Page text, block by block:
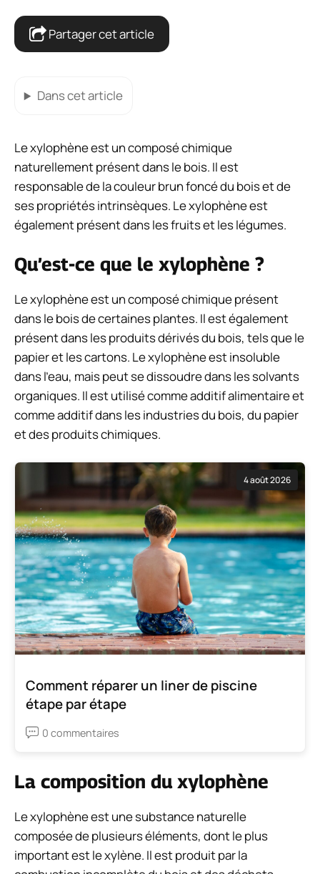
Partager cet article
Dans cet article
Le xylophène est un composé chimique
naturellement présent dans le bois. Il est
responsable de la couleur brun foncé du bois et de
ses propriétés intrinsèques. Le xylophène est
également présent dans les fruits et les légumes.
Qu’est-ce que le xylophène ?
Le xylophène est un composé chimique présent
dans le bois de certaines plantes. Il est également
présent dans les produits dérivés du bois, tels que le
papier et les cartons. Le xylophène est insoluble
dans l’eau, mais peut se dissoudre dans les solvants
organiques. Il est utilisé comme additif alimentaire et
comme additif dans les industries du bois, du papier
et des produits chimiques.
4 août 2026
Comment réparer un liner de piscine
étape par étape
0 commentaires
La composition du xylophène
Le xylophène est une substance naturelle
composée de plusieurs éléments, dont le plus
important est le xylène. Il est produit par la